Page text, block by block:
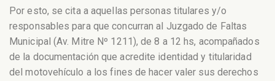
Por esto, se cita a aquellas personas titulares y/o
responsables para que concurran al Juzgado de Faltas
Municipal (Av. Mitre Nº 1211), de 8 a 12 hs, acompañados
de la documentación que acredite identidad y titularidad
del motovehículo a los fines de hacer valer sus derechos